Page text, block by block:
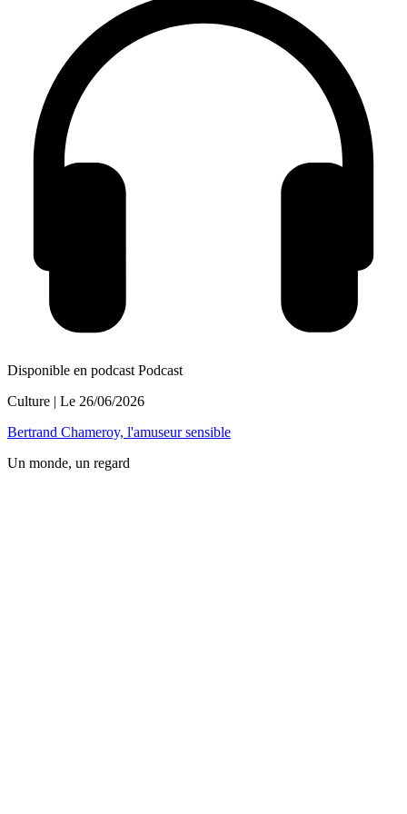
Disponible en podcast Podcast
Culture | Le 26/06/2026
Bertrand Chameroy, l'amuseur sensible
Un monde, un regard